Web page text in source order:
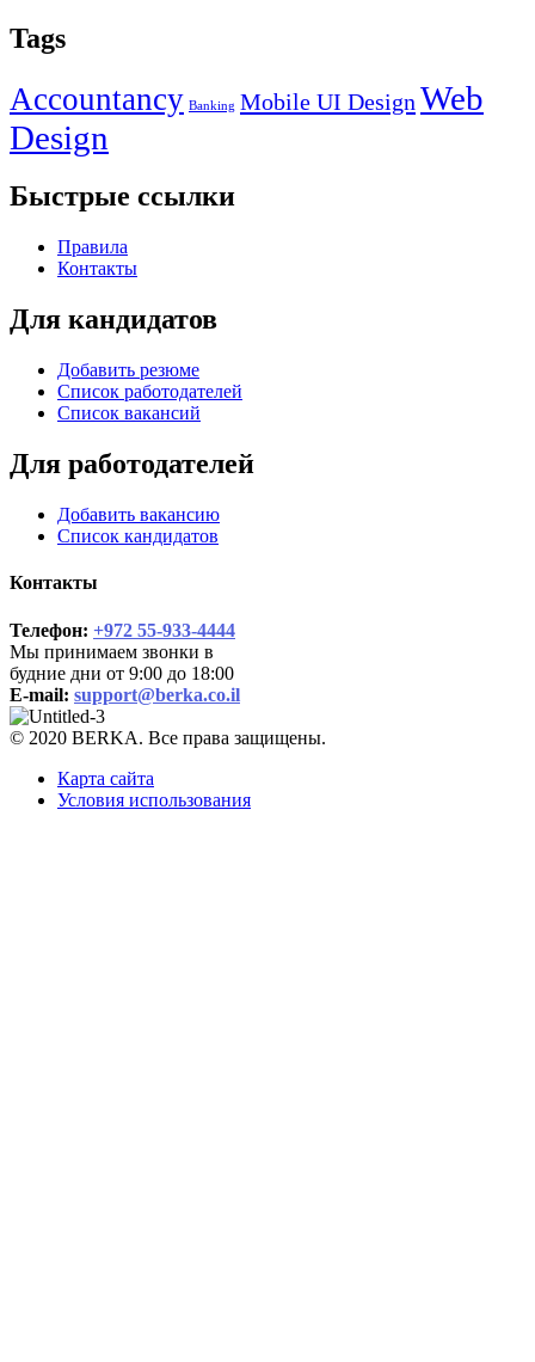
Tags
Accountancy Banking Mobile UI Design Web
Design
Быстрые ссылки
Правила
Контакты
Для кандидатов
Добавить резюме
Список работодателей
Список вакансий
Для работодателей
Добавить вакансию
Список кандидатов
Контакты
Телефон: +972 55-933-4444
Мы принимаем звонки в
будние дни от 9:00 до 18:00
E-mail: support@berka.co.il
© 2020 BERKA. Все права защищены.
Карта сайта
Условия использования